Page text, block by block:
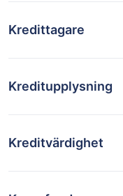
Kredittagare
Kreditupplysning
Kreditvärdighet